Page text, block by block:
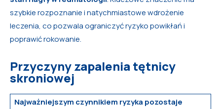
szybkie rozpoznanie i natychmiastowe wdrożenie
leczenia, co pozwala ograniczyć ryzyko powikłań i
poprawić rokowanie.
Przyczyny zapalenia tętnicy
skroniowej
Najważniejszym czynnikiem ryzyka pozostaje